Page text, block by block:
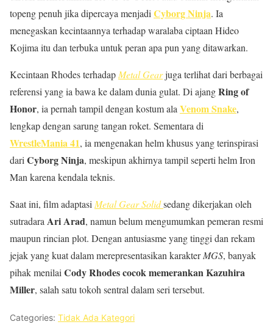
topeng penuh jika dipercaya menjadi Cyborg Ninja. Ia
menegaskan kecintaannya terhadap waralaba ciptaan Hideo
Kojima itu dan terbuka untuk peran apa pun yang ditawarkan.
Kecintaan Rhodes terhadap Metal Gearjuga terlihat dari berbagai
referensi yang ia bawa ke dalam dunia gulat. Di ajangRing of
Honor, ia pernah tampil dengan kostum ala Venom Snake,
lengkap dengan sarung tangan roket. Sementara di
WrestleMania 41, ia mengenakan helm khusus yang terinspirasi
dari Cyborg Ninja, meskipun akhirnya tampil seperti helm Iron
Man karena kendala teknis.
Saat ini, film adaptasi Metal Gear Solidsedang dikerjakan oleh
sutradara Ari Arad, namun belum mengumumkan pemeran resmi
maupun rincian plot. Dengan antusiasme yang tinggi dan rekam
jejak yang kuat dalam merepresentasikan karakterMGS, banyak
pihak menilai Cody Rhodes cocok memerankan Kazuhira
Miller, salah satu tokoh sentral dalam seri tersebut.
Categories: Tidak Ada Kategori